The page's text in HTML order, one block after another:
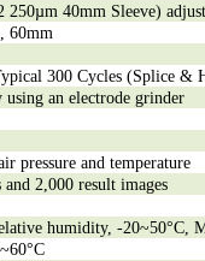
250µm 40mm Sleeve)
60mm
300 Cycles (Splice &
using an electrode grinder
pressure and temperature
2,000 result images
humidity, -20~50°C,